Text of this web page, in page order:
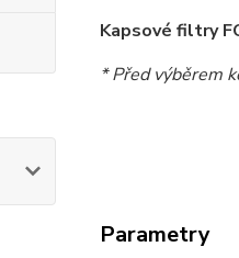
Kapsové filtry
* Před výběrem
Parametry